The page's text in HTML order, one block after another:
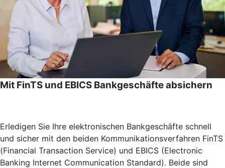
Mit FinTS und EBICS Bankgeschäfte absichern
Erledigen Sie Ihre elektronischen Bankgeschäfte schnell
und sicher mit den beiden Kommunikationsverfahren FinTS
(Financial Transaction Service) und EBICS (Electronic
Banking Internet Communication Standard). Beide sind